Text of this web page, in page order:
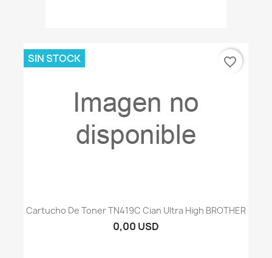
Cartucho De Toner TN419C Cian Ultra High BROTHER
0,00 USD
SIN STOCK favorite_border